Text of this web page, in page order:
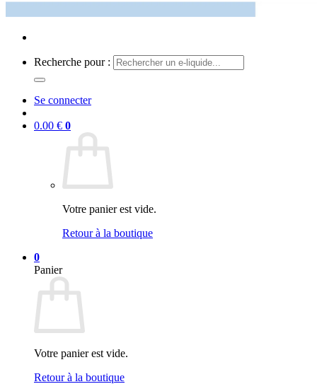
Recherche pour :
Se connecter
0.00 € 0
Votre panier est vide.
Retour à la boutique
0
Panier
Votre panier est vide.
Retour à la boutique